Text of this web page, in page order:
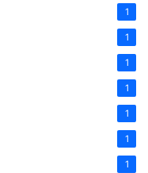
1
1
1
1
1
1
1